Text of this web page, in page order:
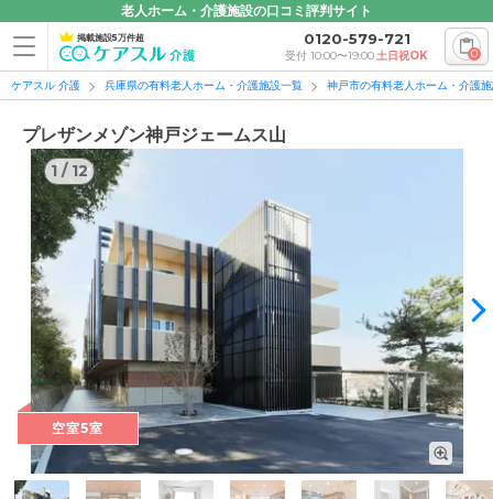
老人ホーム・介護施設の口コミ評判サイト
掲載施設5万件超 0120-579-721
受付 10:00〜19:00土日祝OK 0
ケアスル 介護 兵庫県の有料老人ホーム・介護施設一覧 神戸市の有料老人ホーム・介護
プレザンメゾン神戸ジェームス山
1/ 12
1/12
空室5室